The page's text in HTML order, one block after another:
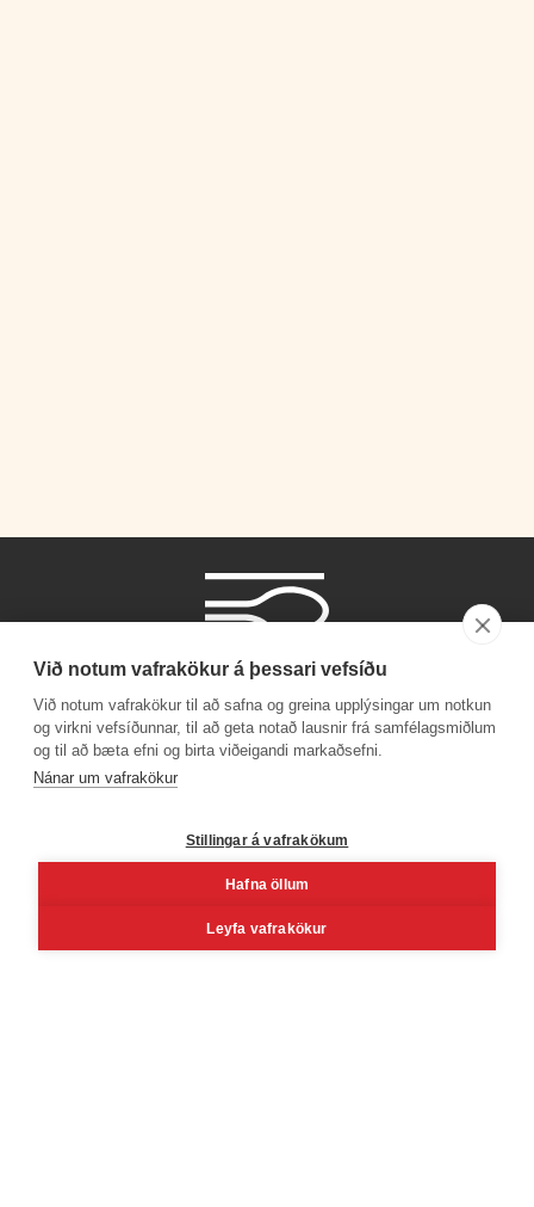
Við notum vafrakökur á þessari vefsíðu
Við notum vafrakökur til að safna og greina upplýsingar um notkun
og virkni vefsíðunnar, til að geta notað lausnir frá samfélagsmiðlum
og til að bæta efni og birta viðeigandi markaðsefni.
Nánar um vafrakökur
Stillingar á vafrakökum
Hafna öllum
Leyfa vafrakökur
Símanúmer